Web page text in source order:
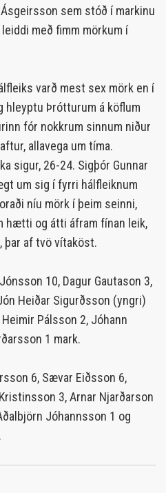
sem stóð í markinu
með fimm mörkum í
varð mest sex mörk en í
hleyptu Þrótturum á köflum
fór nokkrum sinnum niður
allavega um tíma.
sigur, 26-24. Sigþór Gunnar
um sig í fyrri hálfleiknum
níu mörk í þeim seinni,
hætti og átti áfram fínan leik,
þar af tvö vítaköst.
10, Dagur Gautason 3,
Heiðar Sigurðsson (yngri)
Pálsson 2, Jóhann
1 mark.
6, Sævar Eiðsson 6,
3, Arnar Njarðarson
Jóhannsson 1 og